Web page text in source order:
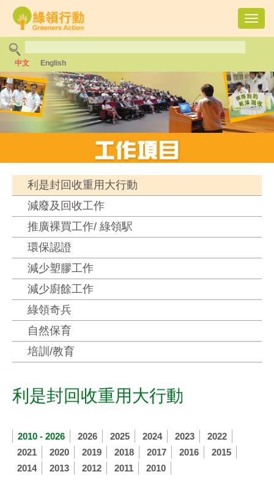
中文 English
利是封回收重用大行動
減廢及回收工作
推廣裸買工作/ 綠領駅
環保認證
減少塑膠工作
減少廚餘工作
綠領奇兵
自然保育
培訓/教育
利是封回收重用大行動
2010 - 2026 2026 2025 2024 2023
2022
2021
2020 2019 2018 2017 2016
2015
2014
2013 2012 2011 2010